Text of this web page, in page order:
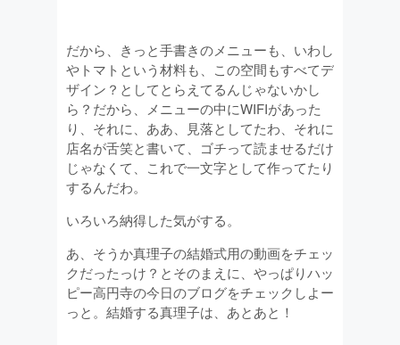
だから、きっと手書きのメニューも、いわし
やトマトという材料も、この空間もすべてデ
ザイン？としてとらえてるんじゃないかし
ら？だから、メニューの中にWIFIがあった
り、それに、ああ、見落としてたわ、それに
店名が舌笑と書いて、ゴチって読ませるだけ
じゃなくて、これで一文字として作ってたり
するんだわ。
いろいろ納得した気がする。
あ、そうか真理子の結婚式用の動画をチェッ
クだったっけ？とそのまえに、やっぱりハッ
ピー高円寺の今日のブログをチェックしよー
っと。結婚する真理子は、あとあと！